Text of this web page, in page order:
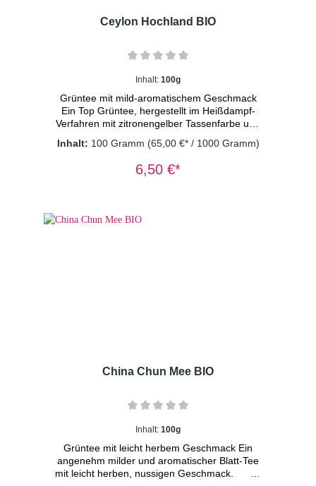
Ceylon Hochland BIO
Inhalt: 100g
Grüntee mit mild-aromatischem Geschmack
Ein Top Grüntee, hergestellt im Heißdampf-
Verfahren mit zitronengelber Tassenfarbe und
DE-ÖKO-003 Dosierung: 1TL/Tasse
Inhalt: 100 Gramm (65,00 €* / 1000 Gramm)
6,50 €*
China Chun Mee BIO
Inhalt: 100g
Grüntee mit leicht herbem Geschmack Ein
angenehm milder und aromatischer Blatt-Tee
mit leicht herben, nussigen Geschmack.